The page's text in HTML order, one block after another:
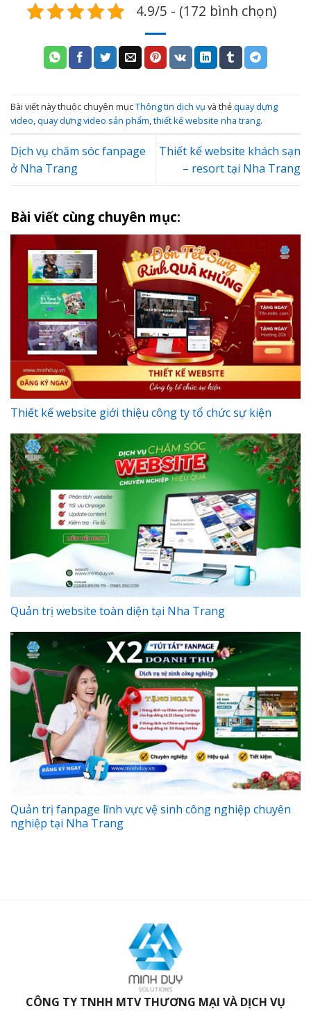
4.9/5 - (172 bình chọn)
Bài viết này thuộc chuyên mụcThông tin dịch vụ và thẻquay dựng
video,quay dựng video sản phẩm,thiết kế website nha trang.
Dịch vụ chăm sóc fanpage
ở Nha Trang
Thiết kế website khách sạn
– resort tại Nha Trang
Bài viết cùng chuyên mục:
Thiết kế website giới thiệu công ty tổ chức sự kiện
Quản trị website toàn diện tại Nha Trang
Quản trị fanpage lĩnh vực vệ sinh công nghiệp chuyên
nghiệp tại Nha Trang
CÔNG TY TNHH MTV THƯƠNG MẠI VÀ DỊCH VỤ